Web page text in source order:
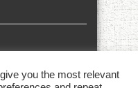
you the most relevant